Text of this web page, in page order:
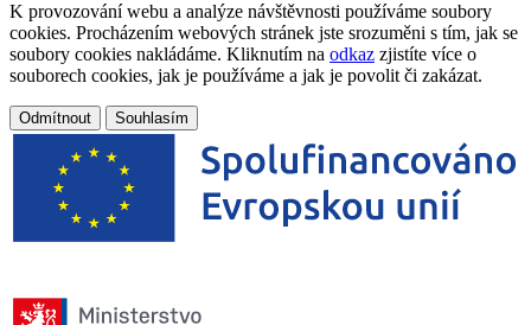
K provozování webu a analýze návštěvnosti používáme soubory
cookies. Procházením webových stránek jste srozuměni s tím, jak se
soubory cookies nakládáme. Kliknutím na odkaz zjistíte více o
souborech cookies, jak je používáme a jak je povolit či zakázat.
Odmítnout Souhlasím